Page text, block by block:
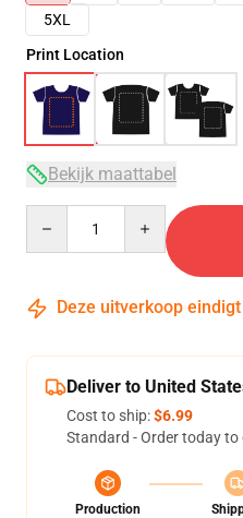
5XL
Print Location
Bekijk maattabel
Deze uitverkoop
Deliver to United
Cost to ship:$6.99
Standard - Order today to
Production